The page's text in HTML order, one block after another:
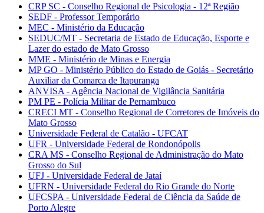
CRP SC - Conselho Regional de Psicologia - 12ª Região
SEDF - Professor Temporário
MEC - Ministério da Educação
SEDUC/MT - Secretaria de Estado de Educação, Esporte e
Lazer do estado de Mato Grosso
MME - Ministério de Minas e Energia
MP GO - Ministério Público do Estado de Goiás - Secretário
Auxiliar da Comarca de Itapuranga
ANVISA - Agência Nacional de Vigilância Sanitária
PM PE - Polícia Militar de Pernambuco
CRECI MT - Conselho Regional de Corretores de Imóveis do
Mato Grosso
Universidade Federal de Catalão - UFCAT
UFR - Universidade Federal de Rondonópolis
CRA MS - Conselho Regional de Administração do Mato
Grosso do Sul
UFJ - Universidade Federal de Jataí
UFRN - Universidade Federal do Rio Grande do Norte
UFCSPA - Universidade Federal de Ciência da Saúde de
Porto Alegre